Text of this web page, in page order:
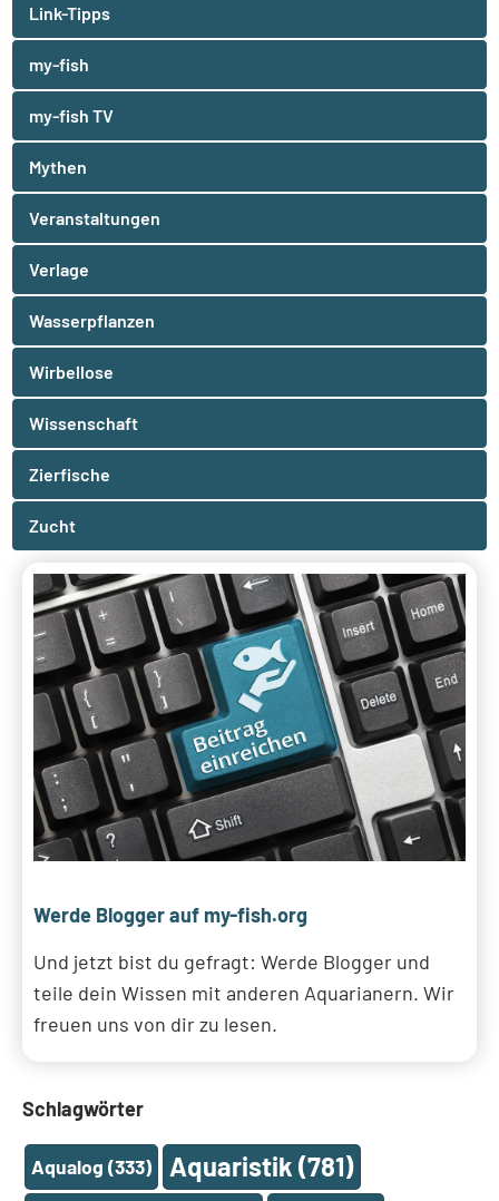
Link-Tipps
my-fish
my-fish TV
Mythen
Veranstaltungen
Verlage
Wasserpflanzen
Wirbellose
Wissenschaft
Zierfische
Zucht
Werde Blogger auf my-fish.org
Und jetzt bist du gefragt: Werde Blogger und
teile dein Wissen mit anderen Aquarianern. Wir
freuen uns von dir zu lesen.
Schlagwörter
Aqualog (333) Aquaristik (781)